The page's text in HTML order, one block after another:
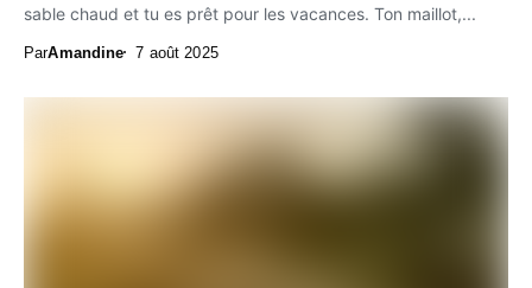
sable chaud et tu es prêt pour les vacances. Ton maillot,...
ParAmandine 7 août 2025